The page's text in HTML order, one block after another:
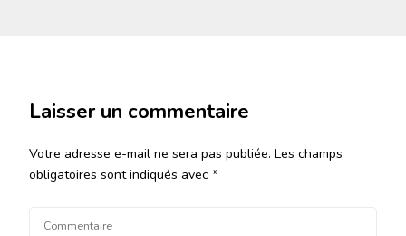
Laisser un commentaire
Votre adresse e-mail ne sera pas publiée. Les champs
obligatoires sont indiqués avec *